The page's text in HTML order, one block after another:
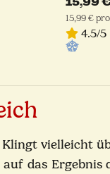
15,99 €
4.5/5
vielleicht
das Ergebnis